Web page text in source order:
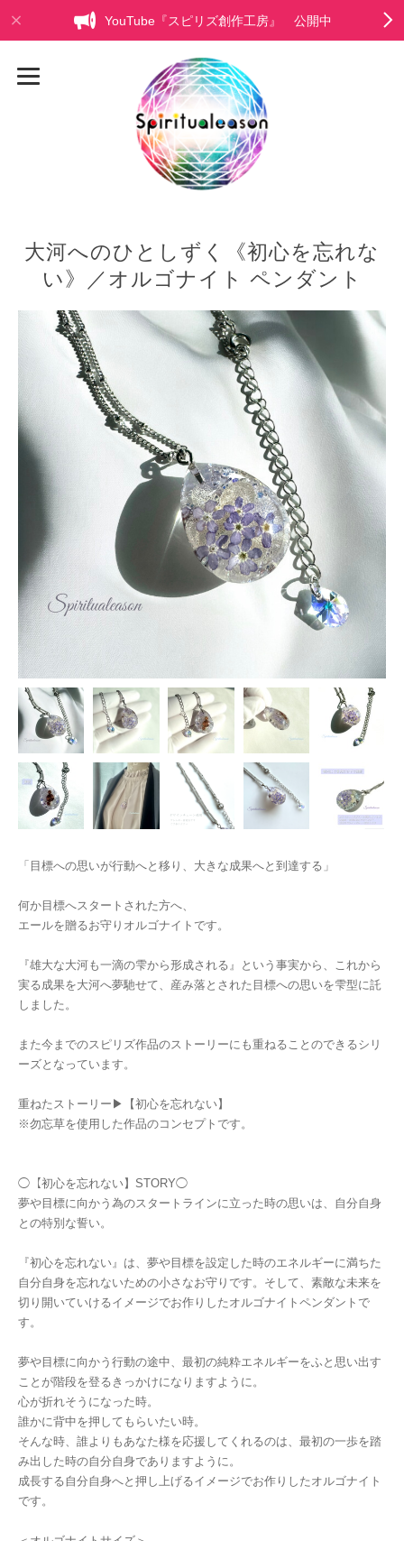
YouTube『スピリズ創作工房』 公開中
大河へのひとしずく《初心を忘れな
い》／オルゴナイト ペンダント
「目標への思いが行動へと移り、大きな成果へと到達する」
何か目標へスタートされた方へ、
エールを贈るお守りオルゴナイトです。
『雄大な大河も一滴の雫から形成される』という事実から、これから
実る成果を大河へ夢馳せて、産み落とされた目標への思いを雫型に託
しました。
また今までのスピリズ作品のストーリーにも重ねることのできるシリ
ーズとなっています。
重ねたストーリー▶︎【初心を忘れない】
※勿忘草を使用した作品のコンセプトです。
◯【初心を忘れない】STORY◯
夢や目標に向かう為のスタートラインに立った時の思いは、自分自身
との特別な誓い。
『初心を忘れない』は、夢や目標を設定した時のエネルギーに満ちた
自分自身を忘れないための小さなお守りです。そして、素敵な未来を
切り開いていけるイメージでお作りしたオルゴナイトペンダントで
す。
夢や目標に向かう行動の途中、最初の純粋エネルギーをふと思い出す
ことが階段を登るきっかけになりますように。
心が折れそうになった時。
誰かに背中を押してもらいたい時。
そんな時、誰よりもあなた様を応援してくれるのは、最初の一歩を踏
み出した時の自分自身でありますように。
成長する自分自身へと押し上げるイメージでお作りしたオルゴナイト
です。